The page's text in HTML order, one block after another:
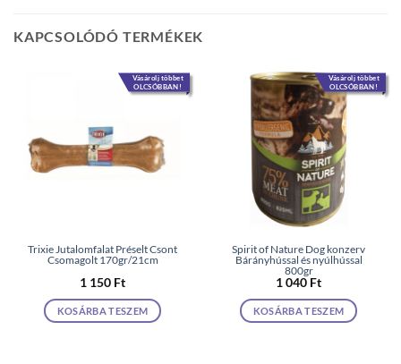
KAPCSOLÓDÓ TERMÉKEK
Vásárolj többet
OLCSÓBBAN!
Trixie Jutalomfalat Préselt Csont
Csomagolt 170gr/21cm
1 150 Ft
KOSÁRBA TESZEM
Vásárolj többet
OLCSÓBBAN!
Spirit of Nature Dog konzerv
Bárányhússal és nyúlhússal
800gr
1 040 Ft
KOSÁRBA TESZEM